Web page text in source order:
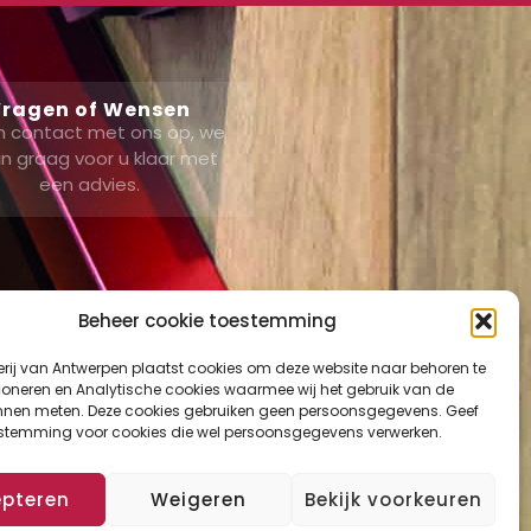
Beheer cookie toestemming
van Antwerpen plaatst cookies om deze website naar behoren te
en Analytische cookies waarmee wij het gebruik van de
meten. Deze cookies gebruiken geen persoonsgegevens. Geef
voor cookies die wel persoonsgegevens verwerken.
Weigeren Bekijk voorkeuren
of Wensen
contact met ons op, we
graag voor u klaar met
een advies.